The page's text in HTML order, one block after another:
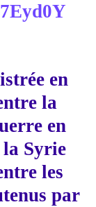
en
la
en
Syrie
les
par